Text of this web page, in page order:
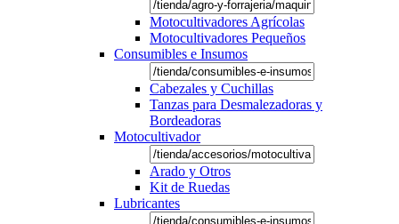
Motocultivadores Agrícolas
Motocultivadores Pequeños
Consumibles e Insumos
Cabezales y Cuchillas
Tanzas para Desmalezadoras y
Bordeadoras
Motocultivador
Arado y Otros
Kit de Ruedas
Lubricantes